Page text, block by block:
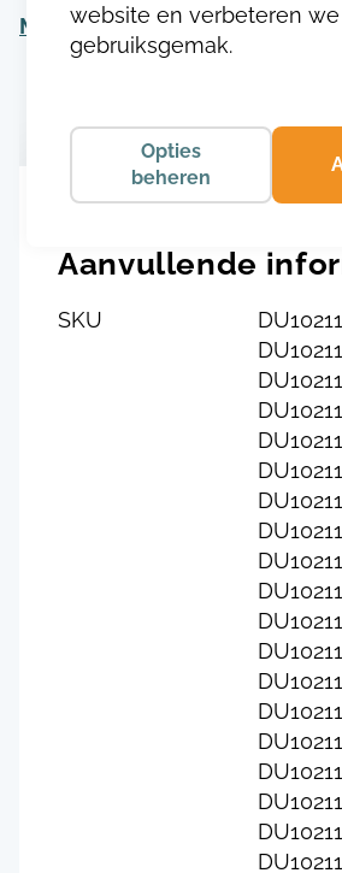
Meer informatie
Aanvullende
SKU
website en verbeteren
gebruiksgemak.
Opties
beheren